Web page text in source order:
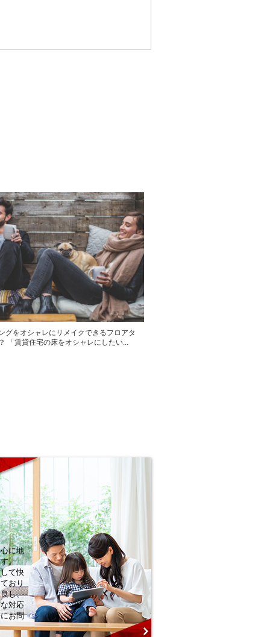
グをオシャレにリメイクできるフロアタ
「賃貸住宅の床をオシャレにしたい...
に地
。
て快
おり
し、
対応
お問